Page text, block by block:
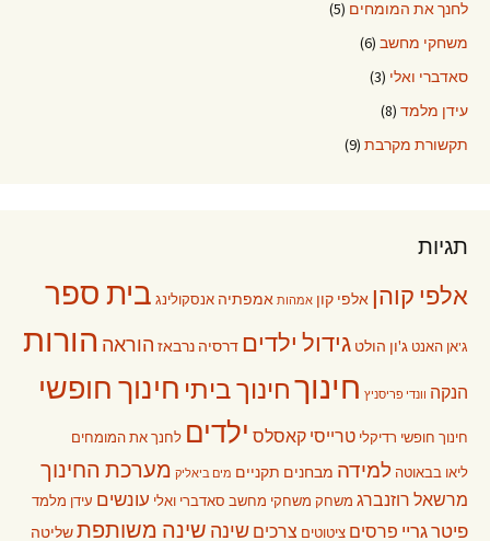
לחנך את המומחים (5)
משחקי מחשב (6)
סאדברי ואלי (3)
עידן מלמד (8)
תקשורת מקרבת (9)
תגיות
אלפי קוהן אלפי קון אמהות אמפתיה אנסקולינג בית ספר
ג'אן האנט ג'ון הולט גידול ילדים דרסיה נרבאז הוראה הורות
הנקה וונדי פריסניץ חינוךחינוך ביתי חינוך חופשי
חינוך חופשי רדיקלי טרייסי קאסלס ילדים לחנך את המומחים
ליאו בבאוטה למידה מבחנים תקניים מים ביאליק מערכת החינוך
מרשאל רוזנברג משחק משחקי מחשב סאדברי ואלי עונשים עידן מלמד
פיטר גריי פרסים ציטוטים צרכים שינה שינה משותפתשליטה